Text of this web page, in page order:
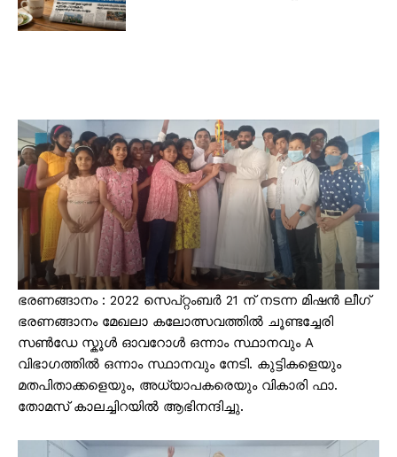
ഭരണങ്ങാനം : 2022 സെപ്റ്റംബർ 21 ന് നടന്ന മിഷൻ ലീഗ്
ഭരണങ്ങാനം മേഖലാ കലോത്സവത്തിൽ ചൂണ്ടച്ചേരി
സൺഡേ സ്കൂൾ ഓവറോൾ ഒന്നാം സ്ഥാനവും A
വിഭാഗത്തിൽ ഒന്നാം സ്ഥാനവും നേടി. കുട്ടികളെയും
മതപിതാക്കളെയും, അധ്യാപകരെയും വികാരി ഫാ.
തോമസ് കാലച്ചിറയിൽ ആഭിനന്ദിച്ചു.